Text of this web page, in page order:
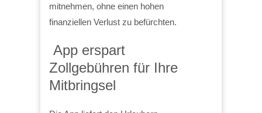
mitnehmen, ohne einen hohen
finanziellen Verlust zu befürchten.
App erspart
Zollgebühren für Ihre
Mitbringsel